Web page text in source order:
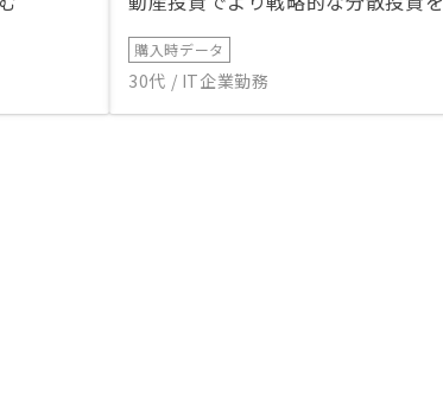
購入時データ
30代 / IT企業勤務